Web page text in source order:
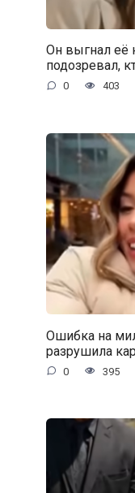
Он выгнал её
подозревал,
0 403
Ошибка на
разрушила
0 395